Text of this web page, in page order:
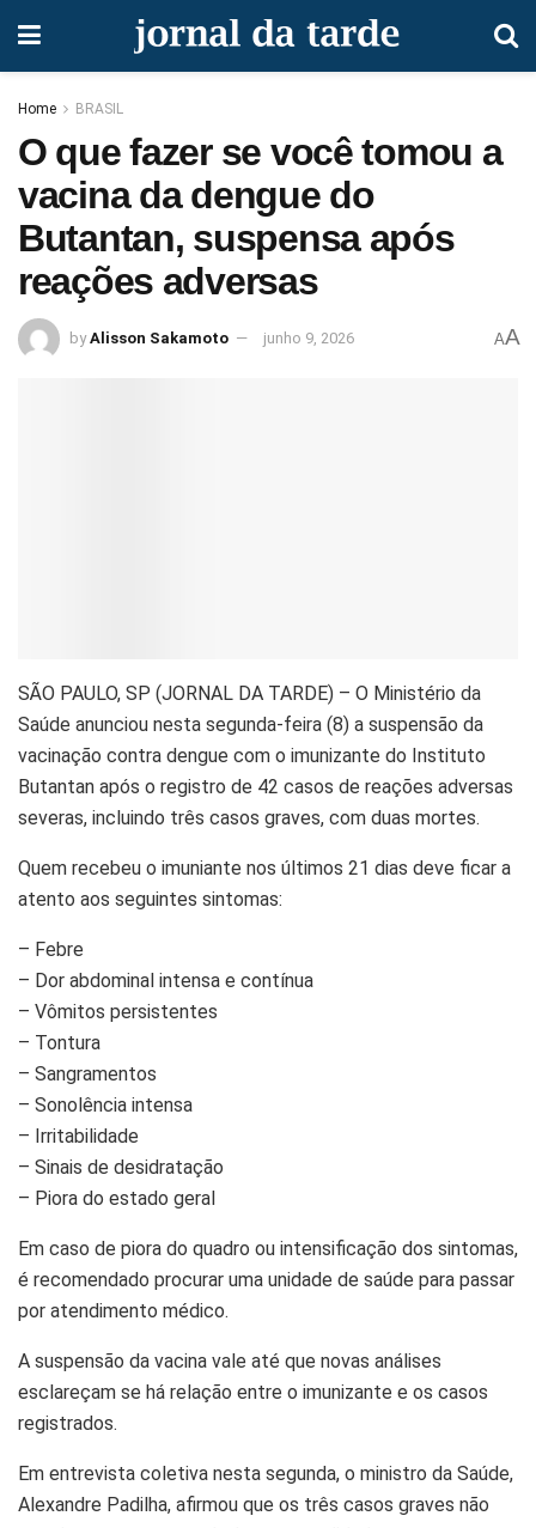
Home BRASIL
O que fazer se você tomou a
vacina da dengue do
Butantan, suspensa após
reações adversas
by Alisson Sakamoto junho 9, 2026 AA
SÃO PAULO, SP (JORNAL DA TARDE) – O Ministério da
Saúde anunciou nesta segunda-feira (8) a suspensão da
vacinação contra dengue com o imunizante do Instituto
Butantan após o registro de 42 casos de reações adversas
severas, incluindo três casos graves, com duas mortes.
Quem recebeu o imuniante nos últimos 21 dias deve ficar
a atento aos seguintes sintomas:
– Febre
– Dor abdominal intensa e contínua
– Vômitos persistentes
– Tontura
– Sangramentos
– Sonolência intensa
– Irritabilidade
– Sinais de desidratação
– Piora do estado geral
Em caso de piora do quadro ou intensificação dos
sintomas, é recomendado procurar uma unidade de saúde
para passar por atendimento médico.
A suspensão da vacina vale até que novas análises
esclareçam se há relação entre o imunizante e os casos
registrados.
Em entrevista coletiva nesta segunda, o ministro da
Saúde, Alexandre Padilha, afirmou que os três casos